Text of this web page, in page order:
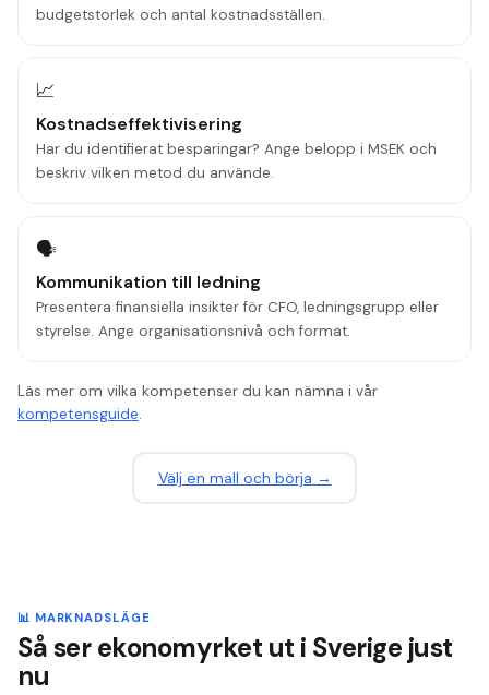
budgetstorlek och antal kostnadsställen.
📈
Kostnadseffektivisering
Har du identifierat besparingar? Ange belopp i MSEK och
beskriv vilken metod du använde.
🗣️
Kommunikation till ledning
Presentera finansiella insikter för CFO, ledningsgrupp eller
styrelse. Ange organisationsnivå och format.
Läs mer om vilka kompetenser du kan nämna i vår
kompetensguide.
Välj en mall och börja →
📊 MARKNADSLÄGE
Så ser ekonomyrket ut i Sverige just
nu